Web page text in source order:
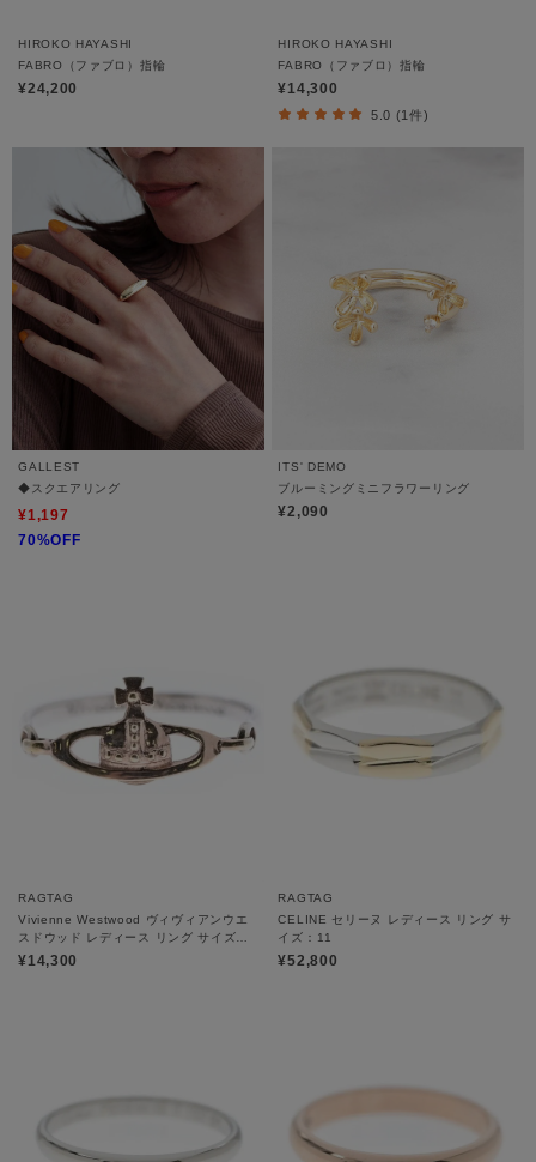
HIROKO HAYASHI
FABRO（ファブロ）指輪
¥24,200
HIROKO HAYASHI
FABRO（ファブロ）指輪
¥14,300
5.0 (1件)
GALLEST
◆スクエアリング
¥1,197
70%OFF
ITS' DEMO
ブルーミングミニフラワーリング
¥2,090
RAGTAG
Vivienne Westwood ヴィヴィアンウエ
スドウッド レディース リング サイズ：-
(11.5号位)
¥14,300
RAGTAG
CELINE セリーヌ レディース リング サ
イズ：11
¥52,800